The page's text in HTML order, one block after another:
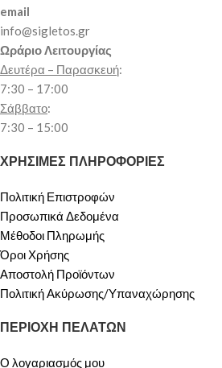
email
info@sigletos.gr
Ωράριο Λειτουργίας
Δευτέρα – Παρασκευή:
7:30 – 17:00
Σάββατο:
7:30 – 15:00
ΧΡΗΣΙΜΕΣ ΠΛΗΡΟΦΟΡΙΕΣ
Πολιτική Επιστροφών
Προσωπικά Δεδομένα
Μέθοδοι Πληρωμής
Όροι Χρήσης
Αποστολή Προϊόντων
Πολιτική Ακύρωσης/Υπαναχώρησης
ΠΕΡΙΟΧΗ ΠΕΛΑΤΩΝ
Ο λογαριασμός μου